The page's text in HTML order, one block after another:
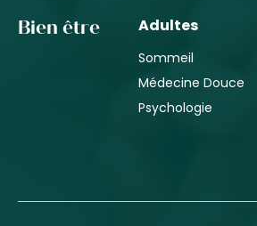
Bien être Adultes
Sommeil
Médecine Douce
Psychologie